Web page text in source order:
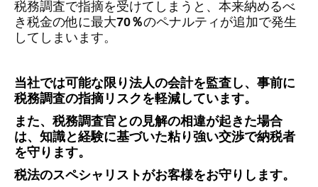
税務調査で指摘を受けてしまうと、本来納めるべ
き税金の他に最大70％のペナルティが追加で発生
してしまいます。
当社では可能な限り法人の会計を監査し、事前に
税務調査の指摘リスクを軽減しています。
また、税務調査官との見解の相違が起きた場合
は、知識と経験に基づいた粘り強い交渉で納税者
を守ります。
税法のスペシャリストがお客様をお守りします。